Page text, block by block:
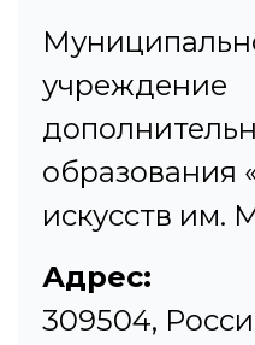
учреждение
образования
искусств им.
Адрес:
309504,